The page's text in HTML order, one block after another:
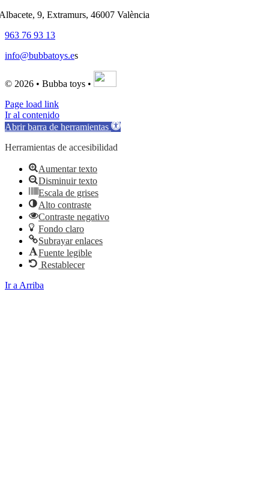
9, Extramurs, 46007 València
963 76 93 13
info@bubbatoys.es
© 2026 • Bubba toys •
Page load link
Ir al contenido
Abrir barra de herramientas
Herramientas de accesibilidad
Aumentar texto
Disminuir texto
Escala de grises
Alto contraste
Contraste negativo
Fondo claro
Subrayar enlaces
Fuente legible
Restablecer
Ir a Arriba